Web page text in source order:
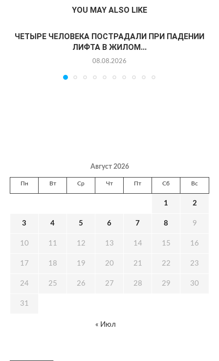
YOU MAY ALSO LIKE
ЧЕТЫРЕ ЧЕЛОВЕКА ПОСТРАДАЛИ ПРИ ПАДЕНИИ
ЛИФТА В ЖИЛОМ...
08.08.2026
Август 2026
Пн Вт Ср Чт Пт Сб Вс
1 2
3 4 5 6 7 8 9
10 11 12 13 14 15 16
17 18 19 20 21 22 23
24 25 26 27 28 29 30
31
« Июл